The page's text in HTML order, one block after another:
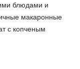
блюдами и
макаронные
с копченым